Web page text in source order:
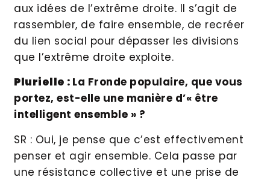
aux idées de l’extrême droite. Il s’agit de
rassembler, de faire ensemble, de recréer
du lien social pour dépasser les divisions
que l’extrême droite exploite.
Plurielle : La Fronde populaire, que vous
portez, est-elle une manière d’« être
intelligent ensemble » ?
SR : Oui, je pense que c’est effectivement
penser et agir ensemble. Cela passe par
une résistance collective et une prise de